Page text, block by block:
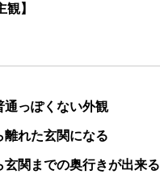
】
通っぽくない外観
離れた玄関になる
玄関までの奥行きが出来る